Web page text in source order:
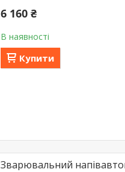
6 160 ₴
В наявності
Купити
Зварювальний